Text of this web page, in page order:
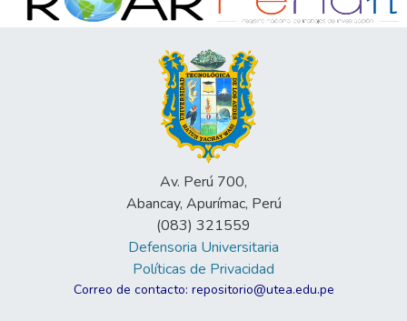
Av. Perú 700,
Abancay, Apurímac, Perú
(083) 321559
Defensoria Universitaria
Políticas de Privacidad
Correo de contacto: repositorio@utea.edu.pe